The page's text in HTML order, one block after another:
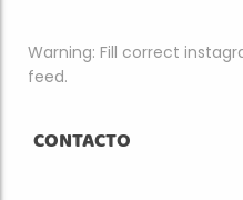
Warning: Fill correct
feed.
CONTACTO